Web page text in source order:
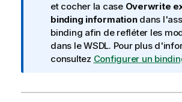
I
n
f
o
r
et cocher la case Overwrite
binding informationdans
binding afin de refléter les
dans le WSDL. Pour plus
consultez Configurer un